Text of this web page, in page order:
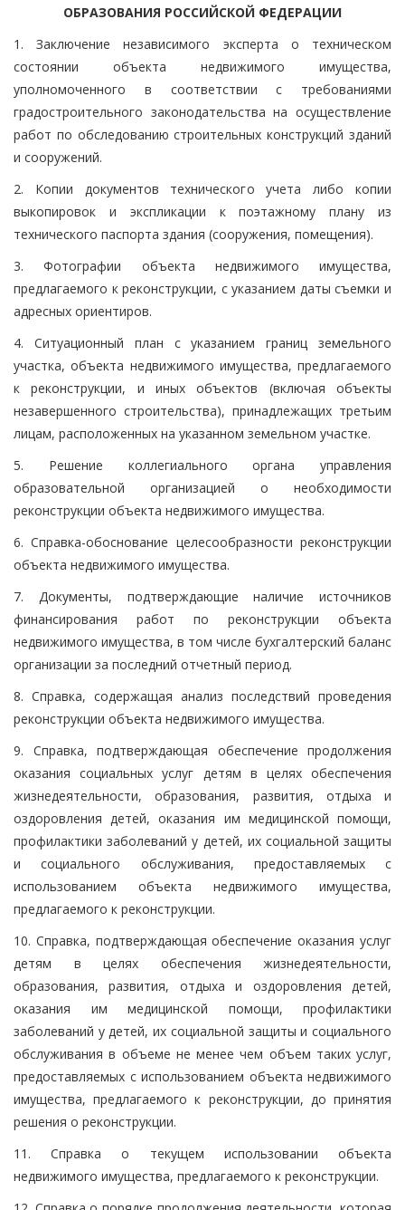
ОБРАЗОВАНИЯ РОССИЙСКОЙ ФЕДЕРАЦИИ
1. Заключение независимого эксперта о техническом
состоянии объекта недвижимого имущества,
уполномоченного в соответствии с требованиями
градостроительного законодательства на осуществление
работ по обследованию строительных конструкций зданий
и сооружений.
2. Копии документов технического учета либо копии
выкопировок и экспликации к поэтажному плану из
технического паспорта здания (сооружения, помещения).
3. Фотографии объекта недвижимого имущества,
предлагаемого к реконструкции, с указанием даты съемки и
адресных ориентиров.
4. Ситуационный план с указанием границ земельного
участка, объекта недвижимого имущества, предлагаемого
к реконструкции, и иных объектов (включая объекты
незавершенного строительства), принадлежащих третьим
лицам, расположенных на указанном земельном участке.
5. Решение коллегиального органа управления
образовательной организацией о необходимости
реконструкции объекта недвижимого имущества.
6. Справка-обоснование целесообразности реконструкции
объекта недвижимого имущества.
7. Документы, подтверждающие наличие источников
финансирования работ по реконструкции объекта
недвижимого имущества, в том числе бухгалтерский баланс
организации за последний отчетный период.
8. Справка, содержащая анализ последствий проведения
реконструкции объекта недвижимого имущества.
9. Справка, подтверждающая обеспечение продолжения
оказания социальных услуг детям в целях обеспечения
жизнедеятельности, образования, развития, отдыха и
оздоровления детей, оказания им медицинской помощи,
профилактики заболеваний у детей, их социальной защиты
и социального обслуживания, предоставляемых с
использованием объекта недвижимого имущества,
предлагаемого к реконструкции.
10. Справка, подтверждающая обеспечение оказания услуг
детям в целях обеспечения жизнедеятельности,
образования, развития, отдыха и оздоровления детей,
оказания им медицинской помощи, профилактики
заболеваний у детей, их социальной защиты и социального
обслуживания в объеме не менее чем объем таких услуг,
предоставляемых с использованием объекта недвижимого
имущества, предлагаемого к реконструкции, до принятия
решения о реконструкции.
11. Справка о текущем использовании объекта
недвижимого имущества, предлагаемого к реконструкции.